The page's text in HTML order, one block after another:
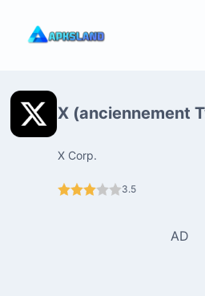
X (anciennement
X Corp.
3.5
AD